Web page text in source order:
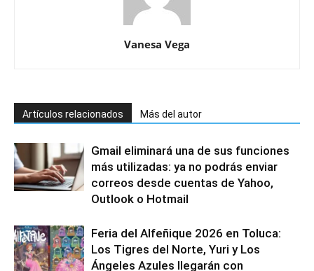
Vanesa Vega
Artículos relacionados Más del autor
Gmail eliminará una de sus funciones
más utilizadas: ya no podrás enviar
correos desde cuentas de Yahoo,
Outlook o Hotmail
Feria del Alfeñique 2026 en Toluca:
Los Tigres del Norte, Yuri y Los
Ángeles Azules llegarán con